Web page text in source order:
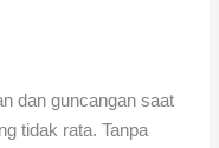
dan guncangan saat
tidak rata. Tanpa